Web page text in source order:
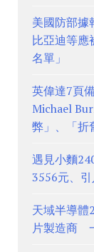
美國防部據
比亞迪等應
名單」
英偉達7頁
Michael
弊」、「折
遇見小麵
3556元、
天域半導體
片製造商